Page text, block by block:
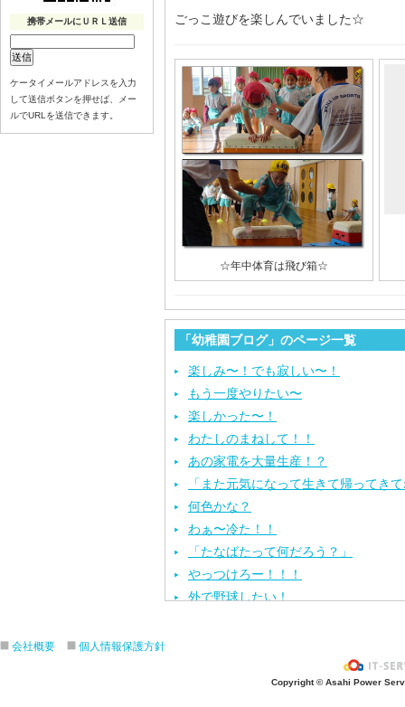
ごっこ遊びを楽しんでいました☆
☆年中体育は飛び箱☆
「幼稚園ブログ」のページ一覧
楽しみ〜！でも寂しい〜！
もう一度やりたい〜
楽しかった〜！
わたしのまねして！！
あの家電を大量生産！？
「また元気になって生きて帰ってき
何色かな？
わぁ〜冷た！！
「たなばたって何だろう？」
やっつけろー！！！
外で野球したい！
あの先生はだ〜れ？
携帯メールにＵＲＬ送信
ケータイメールアドレスを入力
して送信ボタンを押せば、メー
ルでURLを送信できます。
会社概要 個人情報保護方針
Copyright © Asahi Power